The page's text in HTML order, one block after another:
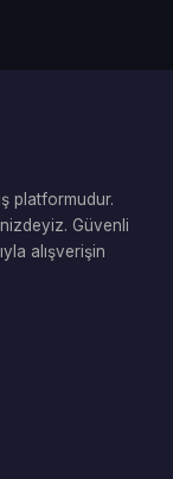
platformudur.
Güvenli
alışverişin